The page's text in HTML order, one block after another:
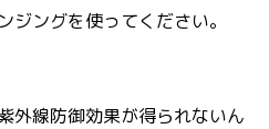
ジングを使ってください。
外線防御効果が得られないん